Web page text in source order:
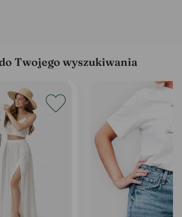
Twojego wyszukiwania